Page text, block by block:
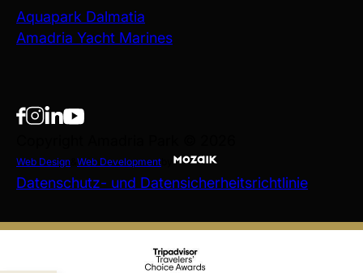
Aquapark Dalmatia
Amadria Yacht Marines
Web Design Web Development
Datenschutz- und Datensicherheitsrichtlinie